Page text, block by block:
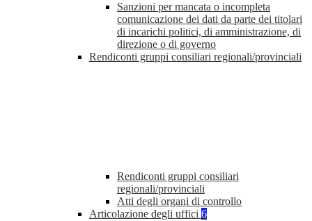
Sanzioni per mancata o incompleta
comunicazione dei dati da parte dei titolari
di incarichi politici, di amministrazione, di
direzione o di governo
Rendiconti gruppi consiliari regionali/provinciali
Rendiconti gruppi consiliari
regionali/provinciali
Atti degli organi di controllo
Articolazione degli uffici 6